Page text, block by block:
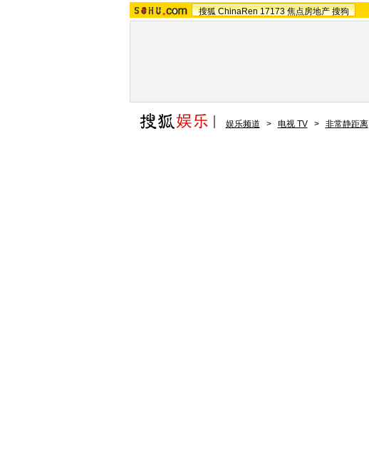
搜狐 ChinaRen 17173 焦点房地产 搜狗
娱乐频道 > 电视 TV > 非常静距离